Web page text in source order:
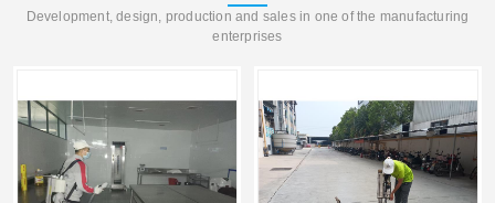
Development, design, production and sales in one of the manufacturing
enterprises